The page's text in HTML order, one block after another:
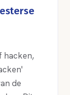
hacken,
de